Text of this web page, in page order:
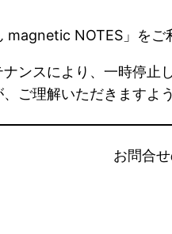
magnetic NOTES」をご
ンスにより、一時停止
ご理解いただきますよ
お問合